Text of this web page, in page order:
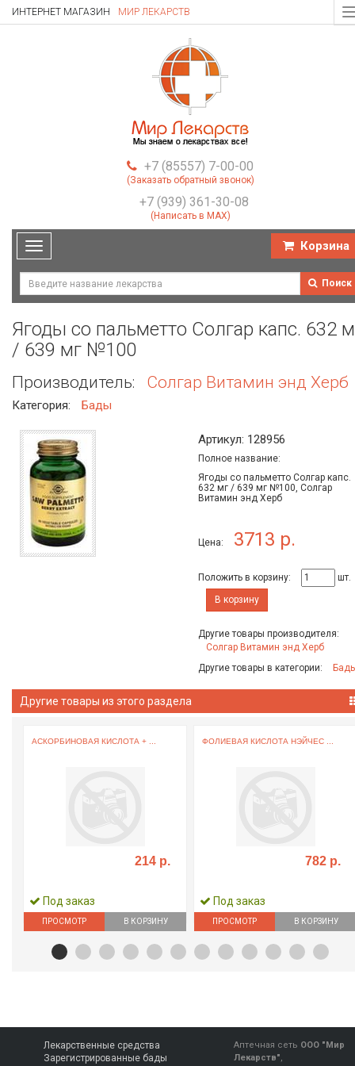
ИНТЕРНЕТ МАГАЗИН МИР ЛЕКАРСТВ
+7 (85557) 7-00-00
(Заказать обратный звонок)
+7 (939) 361-30-08
(Написать в MAX)
Toggle
navigation
Корзина
Поиск
Ягоды со пальметто Солгар капс. 632
/ 639 мг №100
Производитель: Солгар Витамин энд Херб
Категория: Бады
Артикул: 128956
Полное название:
Ягоды со пальметто Солгар капс.
632 мг / 639 мг №100, Солгар
Витамин энд Херб
Цена: 3713 р.
Положить в корзину:
шт.
В корзину
Другие товары производителя:
Солгар Витамин энд Херб
Другие товары в категории:
Другие товары из этого раздела
АСКОРБИНОВАЯ КИСЛОТА + ...
214 р.
Под заказ
ПРОСМОТР В КОРЗИНУ
ФОЛИЕВАЯ КИСЛОТА НЭЙЧЕС ...
782 р.
Под заказ
ПРОСМОТР В КОРЗИНУ
Лекарственные средства
Зарегистрированные бады
Аптечная сеть ООО "Мир
Лекарств",